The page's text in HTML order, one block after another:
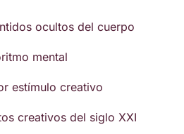
ocultos del cuerpo
mental
estímulo creativo
creativos del siglo XXI